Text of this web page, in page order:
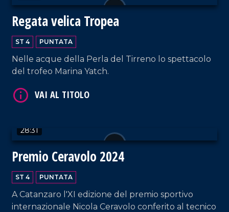
Regata velica Tropea
ST 4 PUNTATA
Nelle acque della Perla del Tirreno lo spettacolo
del trofeo Marina Yatch.
28:31
Premio Ceravolo 2024
ST 4 PUNTATA
A Catanzaro l'XI edizione del premio sportivo
internazionale Nicola Ceravolo conferito al tecnico
VAI AL TITOLO
VAI AL TITOLO